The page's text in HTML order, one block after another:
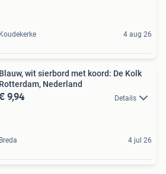
Koudekerke 4 aug 26
Blauw, wit sierbord met koord: De Kolk
Rotterdam, Nederland
9,94 Details
Breda 4 jul 26